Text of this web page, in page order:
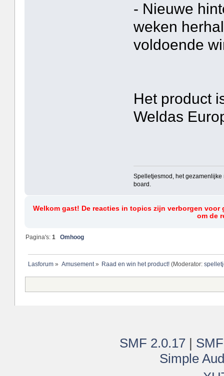
- Nieuwe
weken
voldoende
Het product
Weldas
Spelletjesmod, het
board.
Welkom gast! De reacties in topics zijn verborgen
om de
Pagina's:1 Omhoog
Lasforum» Amusement» Raad en win het product! (Moderator:
SMF 2.0.17 |
Simple